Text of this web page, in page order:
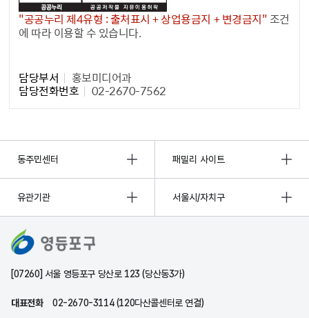
"공공누리 제4유형 : 출처표시 + 상업용금지 + 변경금지"조건
에 따라 이용할 수 있습니다.
담당부서 홍보미디어과
담당전화번호 02-2670-7562
동주민센터 패밀리 사이트
유관기관 서울시/자치구
[07260] 서울 영등포구 당산로 123 (당산동3가)
대표전화 02-2670-3114 (120다산콜센터로 연결)